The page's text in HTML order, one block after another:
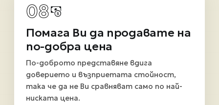
08
Помага Ви да продавате на
по-добра цена
По-доброто представяне вдига
доверието и възприетата стойност,
така че да не Ви сравняват само по най-
ниската цена.